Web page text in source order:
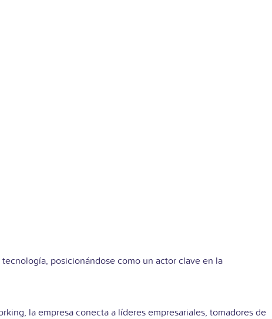
posicionándose como un actor clave en la
la empresa conecta a líderes empresariales, tomadores de